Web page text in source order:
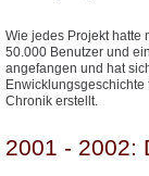
Wie jedes Projekt hatte
50.000 Benutzer und
angefangen und hat
Chronik erstellt.
2001 - 2002: